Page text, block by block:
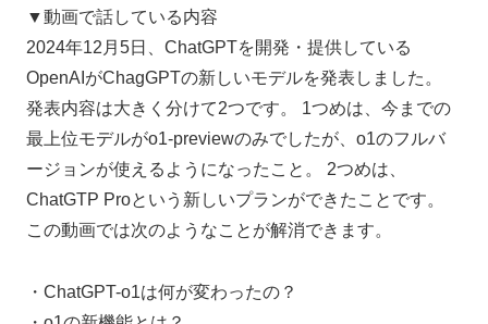
▼動画で話している内容
2024年12月5日、ChatGPTを開発・提供している
OpenAIがChagGPTの新しいモデルを発表しました。
発表内容は大きく分けて2つです。 1つめは、今までの
最上位モデルがo1-previewのみでしたが、o1のフルバ
ージョンが使えるようになったこと。 2つめは、
ChatGTP Proという新しいプランができたことです。
この動画では次のようなことが解消できます。
・ChatGPT-o1は何が変わったの？